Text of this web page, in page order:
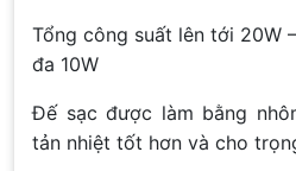
Tổng công suất lên tới 20W
đa 10W
Đế sạc được làm bằng
tản nhiệt tốt hơn và cho